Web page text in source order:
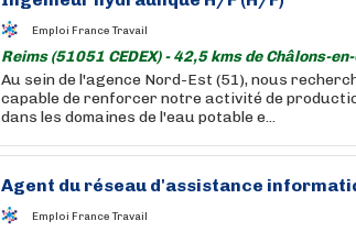
Emploi France Travail
Reims (51051 CEDEX) - 42,5 kms de Châlons-
Au sein de l'agence Nord-Est (51), nous
capable de renforcer notre activité de
dans les domaines de l'eau potable e...
Agent du réseau d'assistance
Emploi France Travail